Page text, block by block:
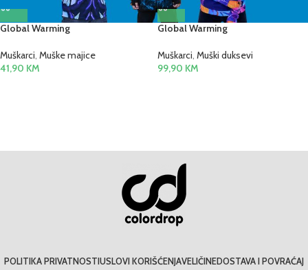
Global Warming
Muškarci, Muške majice
41,90 KM
Global Warming
Muškarci, Muški duksevi
99,90 KM
POLITIKA PRIVATNOSTIUSLOVI KORIŠĆENJAVELIČINEDOSTAVA I POVRAĆAJ